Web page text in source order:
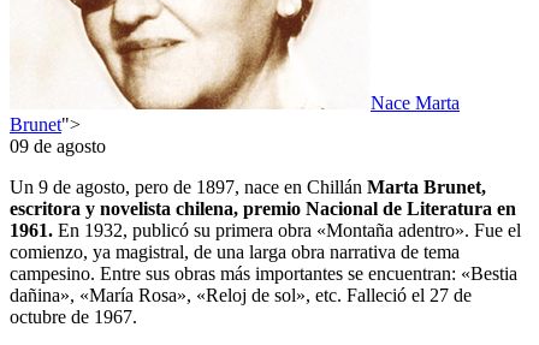
Nace Marta
Brunet">
09 de agosto
Un 9 de agosto, pero de 1897, nace en Chillán Marta Brunet,
escritora y novelista chilena, premio Nacional de Literatura en
1961. En 1932, publicó su primera obra «Montaña adentro». Fue el
comienzo, ya magistral, de una larga obra narrativa de tema
campesino. Entre sus obras más importantes se encuentran: «Bestia
dañina», «María Rosa», «Reloj de sol», etc. Falleció el 27 de
octubre de 1967.